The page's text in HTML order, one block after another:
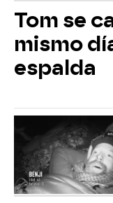
Tom se
mismo
espalda